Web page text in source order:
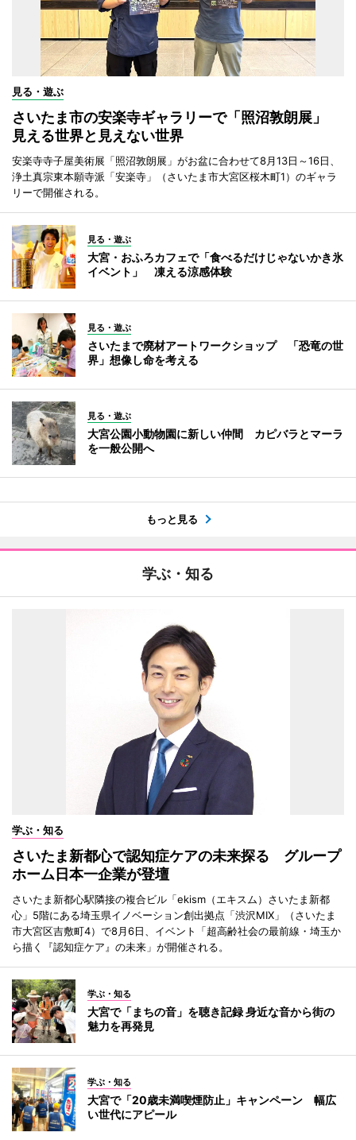
見る・遊ぶ
さいたま市の安楽寺ギャラリーで「照沼敦朗展」
見える世界と見えない世界
安楽寺寺子屋美術展「照沼敦朗展」がお盆に合わせて8月13日～16日、
浄土真宗東本願寺派「安楽寺」（さいたま市大宮区桜木町1）のギャラ
リーで開催される。
見る・遊ぶ
大宮・おふろカフェで「食べるだけじゃないかき氷
イベント」 凍える涼感体験
見る・遊ぶ
さいたまで廃材アートワークショップ 「恐竜の世
界」想像し命を考える
見る・遊ぶ
大宮公園小動物園に新しい仲間 カピバラとマーラ
を一般公開へ
もっと見る
学ぶ・知る
学ぶ・知る
さいたま新都心で認知症ケアの未来探る グループ
ホーム日本一企業が登壇
さいたま新都心駅隣接の複合ビル「ekism（エキスム）さいたま新都
心」5階にある埼玉県イノベーション創出拠点「渋沢MIX」（さいたま
市大宮区吉敷町4）で8月6日、イベント「超高齢社会の最前線・埼玉か
ら描く『認知症ケア』の未来」が開催される。
学ぶ・知る
大宮で「まちの音」を聴き記録 身近な音から街の
魅力を再発見
学ぶ・知る
大宮で「20歳未満喫煙防止」キャンペーン 幅広
い世代にアピール